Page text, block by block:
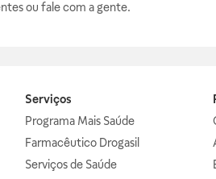
ou fale com a gente.
Serviços
Programa Mais Saúde
Farmacêutico Drogasil
Serviços de Saúde